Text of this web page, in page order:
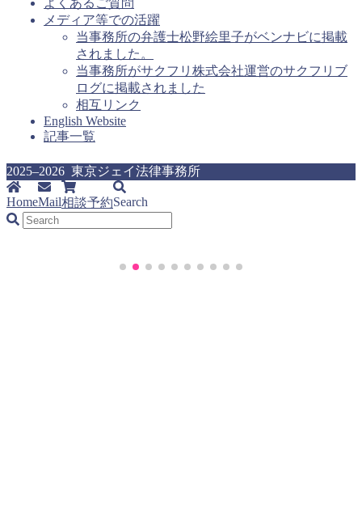
メディア等での活躍
当事務所の弁護士松野絵里子がベンナビに掲載
されました。
当事務所がサクフリ株式会社運営のサクフリブ
ログに掲載されました
相互リンク
English Website
記事一覧
2025–2026 東京ジェイ法律事務所
HomeMail相談予約Search